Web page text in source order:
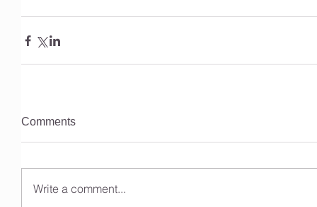
Comments
Write a comment...